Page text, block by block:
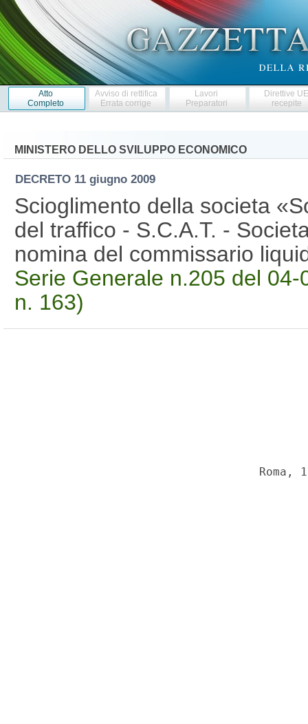
Atto
Completo
Avviso di rettifica
Errata corrige
Lavori
Preparatori
Direttive
recepite
MINISTERO DELLO SVILUPPO ECONOMICO
DECRETO 11 giugno 2009
Scioglimento della societa
del traffico - S.C.A.T. -
nomina del commissario
Serie Generale n.205 del
n. 163)